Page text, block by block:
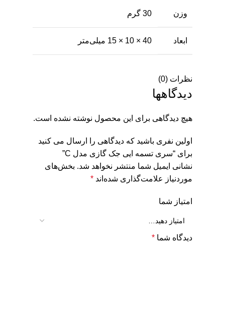
وزن 30 گرم
ابعاد 40 × 10 × 15 میلی‌متر
نظرات (0)
دیدگاهها
هیچ دیدگاهی برای این محصول نوشته نشده است.
اولین نفری باشید که دیدگاهی را ارسال می کنید
برای “سری تسمه ایی جک گازی مدل C”
نشانی ایمیل شما منتشر نخواهد شد. بخش‌های
موردنیاز علامت‌گذاری شده‌اند *
امتیاز شما
دیدگاه شما *